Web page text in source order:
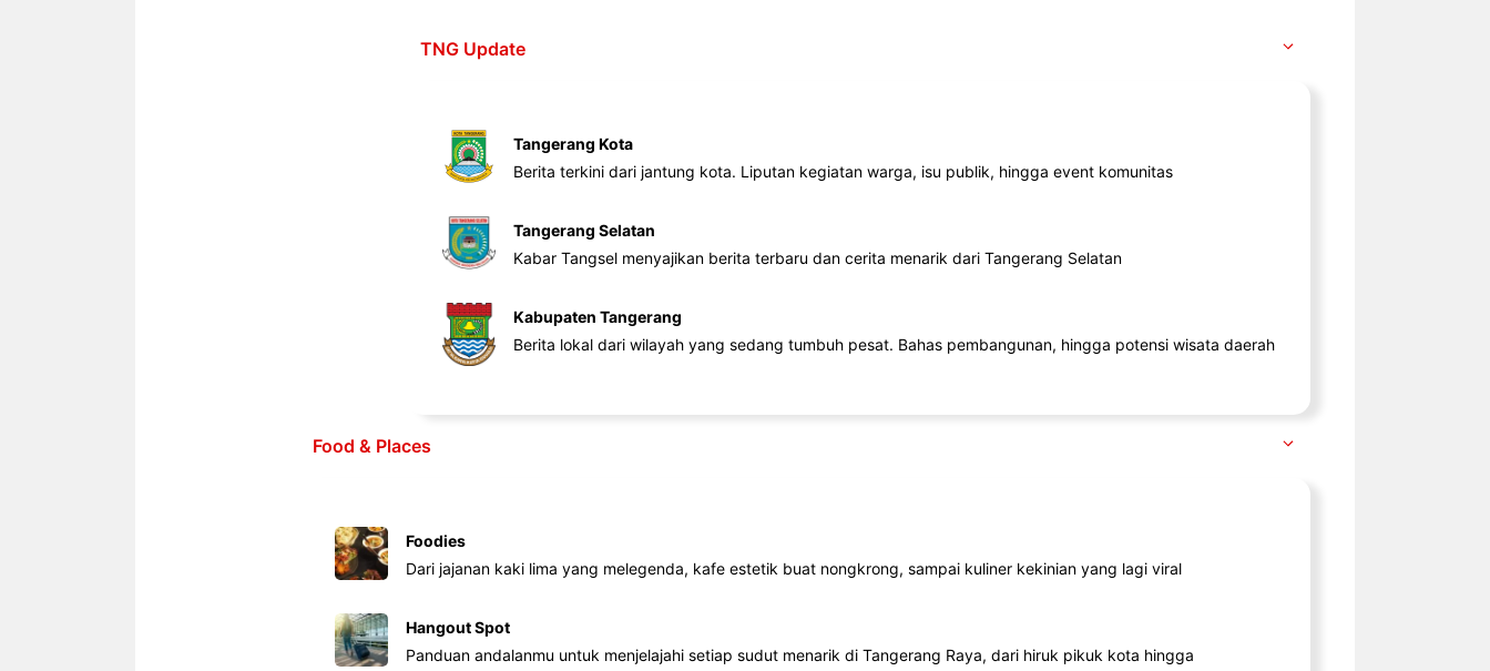
TNG Update
Tangerang Kota
Berita terkini dari jantung kota. Liputan kegiatan warga, isu publik, hingga event komunitas
Tangerang Selatan
Kabar Tangsel menyajikan berita terbaru dan cerita menarik dari Tangerang Selatan
Kabupaten Tangerang
Berita lokal dari wilayah yang sedang tumbuh pesat. Bahas pembangunan, hingga potensi wisata daerah
Food & Places
Foodies
Dari jajanan kaki lima yang melegenda, kafe estetik buat nongkrong, sampai kuliner kekinian yang lagi viral
Hangout Spot
Panduan andalanmu untuk menjelajahi setiap sudut menarik di Tangerang Raya, dari hiruk pikuk kota hingga